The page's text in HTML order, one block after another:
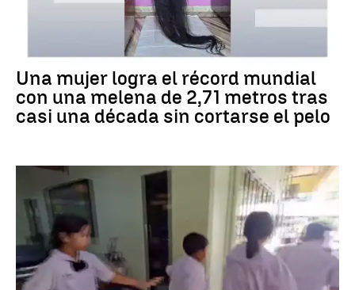
RÉCORD GUINNESS
Una mujer logra el récord mundial
con una melena de 2,71 metros tras
casi una década sin cortarse el pelo